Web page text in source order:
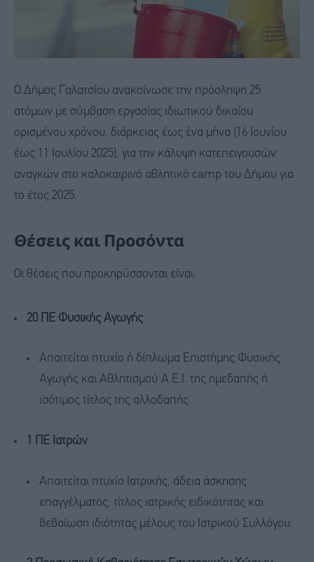
Ο Δήμος Γαλατσίου ανακοίνωσε την πρόσληψη 25
ατόμων με σύμβαση εργασίας ιδιωτικού δικαίου
ορισμένου χρόνου, διάρκειας έως ένα μήνα (16 Ιουνίου
έως 11 Ιουλίου 2025), για την κάλυψη κατεπειγουσών
αναγκών στο καλοκαιρινό αθλητικό camp του Δήμου για
το έτος 2025.
Θέσεις και Προσόντα
Οι θέσεις που προκηρύσσονται είναι:
20 ΠΕ Φυσικής Αγωγής
Απαιτείται πτυχίο ή δίπλωμα Επιστήμης Φυσικής
Αγωγής και Αθλητισμού Α.Ε.Ι. της ημεδαπής ή
ισότιμος τίτλος της αλλοδαπής.
1 ΠΕ Ιατρών
Απαιτείται πτυχίο Ιατρικής, άδεια άσκησης
επαγγέλματος, τίτλος ιατρικής ειδικότητας και
βεβαίωση ιδιότητας μέλους του Ιατρικού Συλλόγου.